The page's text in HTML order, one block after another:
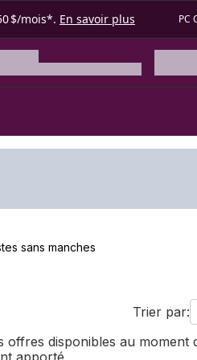
$/mois*. En savoir plus PC
sans manches
Trier par:
disponibles au moment